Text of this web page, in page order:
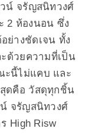
น์ จรัญสนิทวงศ์
2 ห้องนอน ซึ่ง
ย่างชัดเจน ทั้ง
ด้วยความที่เป็น
ะนี้ไม่แคบ และ
ดคือ วัสดุทุกชิ้น
จรัญสนิทวงศ์
High Risw